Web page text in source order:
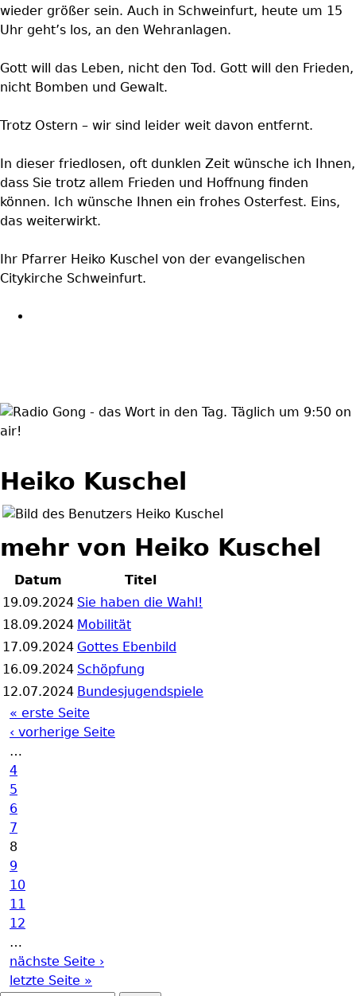
wieder größer sein. Auch in Schweinfurt, heute um 15
Uhr geht’s los, an den Wehranlagen.
Gott will das Leben, nicht den Tod. Gott will den Frieden,
nicht Bomben und Gewalt.
Trotz Ostern – wir sind leider weit davon entfernt.
In dieser friedlosen, oft dunklen Zeit wünsche ich Ihnen,
dass Sie trotz allem Frieden und Hoffnung finden
können. Ich wünsche Ihnen ein frohes Osterfest. Eins,
das weiterwirkt.
Ihr Pfarrer Heiko Kuschel von der evangelischen
Citykirche Schweinfurt.
wortindentag-
Heiko Kuschel
mehr von Heiko Kuschel
Datum
Titel
19.09.2024 Sie haben die Wahl!
18.09.2024 Mobilität
17.09.2024 Gottes Ebenbild
16.09.2024 Schöpfung
12.07.2024 Bundesjugendspiele
Seiten
« erste Seite
‹ vorherige Seite
…
4
5
6
7
8
9
10
11
12
…
nächste Seite ›
letzte Seite »